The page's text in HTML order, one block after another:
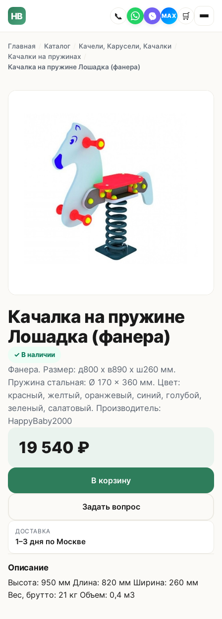
HB 📞 MAX 🛒
Главная
Как заказать
Сотрудничество
Главная Каталог Качели, Карусели, Качалки
Качалки на пружинах
Качалка на пружине Лошадка (фанера)
Качалка на пружине
Лошадка (фанера)
✓ В наличии
Фанера. Размер: д800 x в890 х ш260 мм.
Пружина стальная: Ø 170 x 360 мм. Цвет:
красный, желтый, оранжевый, синий, голубой,
зеленый, салатовый. Производитель:
HappyBaby2000
19 540 ₽
В корзину
Задать вопрос
ДОСТАВКА
1–3 дня по Москве
Описание
Высота: 950 мм Длина: 820 мм Ширина: 260 мм
Вес, брутто: 21 кг Объем: 0,4 м3